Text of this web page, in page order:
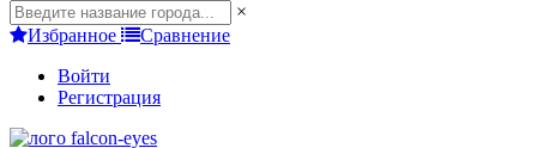
×
Избранное
Сравнение
Войти
Регистрация